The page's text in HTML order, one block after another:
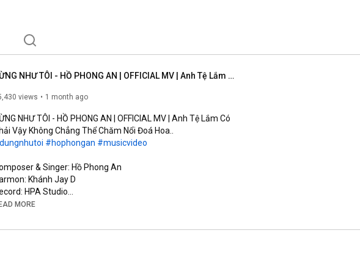
ĐỪNG NHƯ TÔI - HỒ PHONG AN | OFFICIAL MV | Anh Tệ Lắm Có Phải Vậy Không Chẳng Thể Chăm Nổi Đoá Hoa..
views 1 month ago
NHƯ TÔI - HỒ PHONG AN | OFFICIAL MV | Anh Tệ Lắm Có
#hophongan #musicvideo
& Singer: Hồ Phong An
Khánh Jay D
HPA Studio
Master & Background Vocal: Đinh Hoàng Quốc
Võ Thị Bích Trâm
MORE